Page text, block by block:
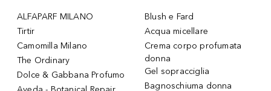
ALFAPARF MILANO
Tirtir
Camomilla Milano
The Ordinary
Dolce & Gabbana Profumo
Blush e Fard
Acqua micellare
Crema corpo profumata
donna
Gel sopracciglia
Bagnoschiuma donna